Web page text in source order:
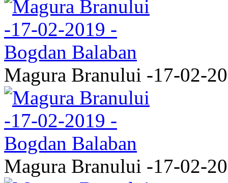
Magura Branului -17-02-
Magura Branului -17-02-